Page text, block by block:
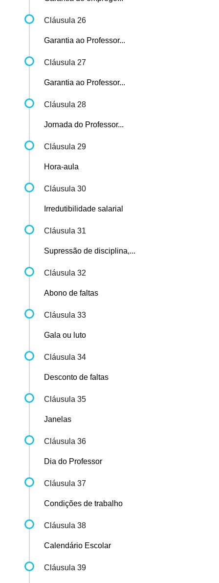
Cláusula 26
Garantia ao Professor...
Cláusula 27
Garantia ao Professor...
Cláusula 28
Jornada do Professor...
Cláusula 29
Hora-aula
Cláusula 30
Irredutibilidade salarial
Cláusula 31
Supressão de disciplina,...
Cláusula 32
Abono de faltas
Cláusula 33
Gala ou luto
Cláusula 34
Desconto de faltas
Cláusula 35
Janelas
Cláusula 36
Dia do Professor
Cláusula 37
Condições de trabalho
Cláusula 38
Calendário Escolar
Cláusula 39